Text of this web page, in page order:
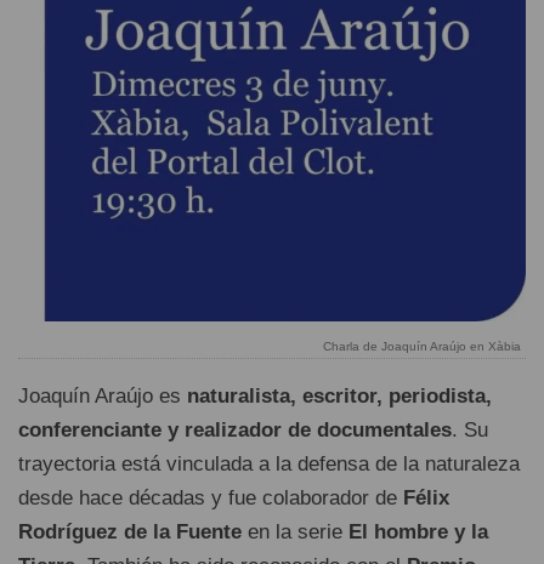
Charla de Joaquín Araújo en Xàbia
Joaquín Araújo es naturalista, escritor, periodista,
conferenciante y realizador de documentales. Su
trayectoria está vinculada a la defensa de la naturaleza
desde hace décadas y fue colaborador de Félix
Rodríguez de la Fuente en la serie El hombre y la